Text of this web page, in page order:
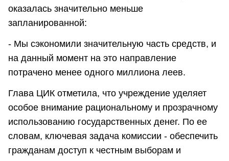
оказалась значительно меньше
запланированной:
- Мы сэкономили значительную часть средств, и
на данный момент на это направление
потрачено менее одного миллиона леев.
Глава ЦИК отметила, что учреждение уделяет
особое внимание рациональному и прозрачному
использованию государственных денег. По ее
словам, ключевая задача комиссии - обеспечить
гражданам доступ к честным выборам и